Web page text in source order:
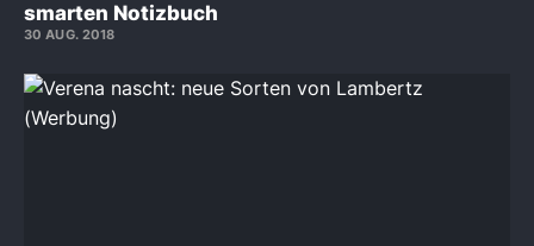
smarten Notizbuch
30 AUG. 2018